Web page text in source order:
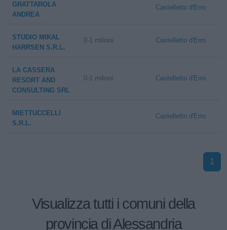
GRATTAROLA
ANDREA
Castelletto d'Erro
STUDIO MIKAL
HARRSEN S.R.L.
0-1 milioni Castelletto d'Erro
LA CASSERA
RESORT AND
CONSULTING SRL
0-1 milioni Castelletto d'Erro
MIETTUCCELLI
S.R.L.
Castelletto d'Erro
1
Visualizza tutti i comuni della
provincia di Alessandria